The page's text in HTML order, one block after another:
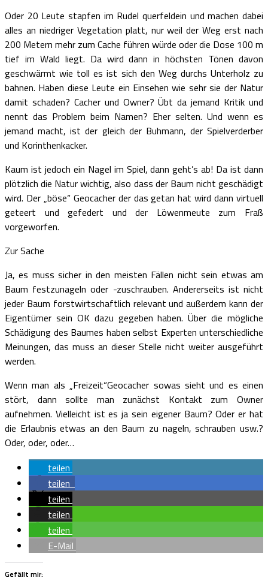
Oder 20 Leute stapfen im Rudel querfeldein und machen dabei
alles an niedriger Vegetation platt, nur weil der Weg erst nach
200 Metern mehr zum Cache führen würde oder die Dose 100 m
tief im Wald liegt. Da wird dann in höchsten Tönen davon
geschwärmt wie toll es ist sich den Weg durchs Unterholz zu
bahnen. Haben diese Leute ein Einsehen wie sehr sie der Natur
damit schaden? Cacher und Owner? Übt da jemand Kritik und
nennt das Problem beim Namen? Eher selten. Und wenn es
jemand macht, ist der gleich der Buhmann, der Spielverderber
und Korinthenkacker.
Kaum ist jedoch ein Nagel im Spiel, dann geht’s ab! Da ist dann
plötzlich die Natur wichtig, also dass der Baum nicht geschädigt
wird. Der „böse“ Geocacher der das getan hat wird dann virtuell
geteert und gefedert und der Löwenmeute zum Fraß
vorgeworfen.
Zur Sache
Ja, es muss sicher in den meisten Fällen nicht sein etwas am
Baum festzunageln oder -zuschrauben. Andererseits ist nicht
jeder Baum forstwirtschaftlich relevant und außerdem kann der
Eigentümer sein OK dazu gegeben haben. Über die mögliche
Schädigung des Baumes haben selbst Experten unterschiedliche
Meinungen, das muss an dieser Stelle nicht weiter ausgeführt
werden.
Wenn man als „Freizeit“Geocacher sowas sieht und es einen
stört, dann sollte man zunächst Kontakt zum Owner
aufnehmen. Vielleicht ist es ja sein eigener Baum? Oder er hat
die Erlaubnis etwas an den Baum zu nageln, schrauben usw.?
Oder, oder, oder…
teilen
teilen
teilen
teilen
teilen
E-Mail
Gefällt mir: